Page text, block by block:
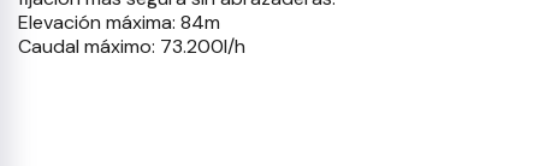
Elevación máxima: 84m
Caudal máximo: 73.200l/h